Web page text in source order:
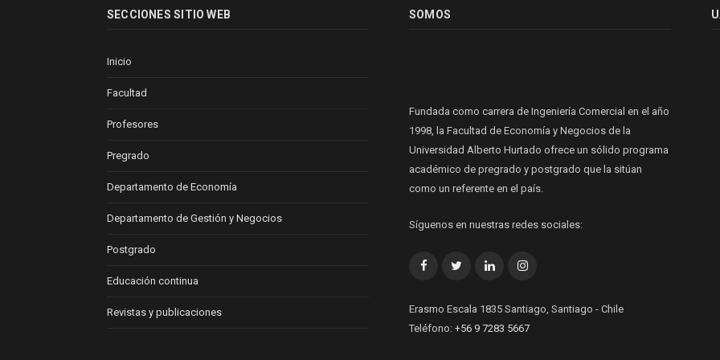
SECCIONES SITIO WEB
Inicio
Facultad
Profesores
Pregrado
Departamento de Economía
Departamento de Gestión y Negocios
Postgrado
Educación continua
Revistas y publicaciones
SOMOS
Fundada como carrera de Ingeniería Comercial en el año
1998, la Facultad de Economía y Negocios de la
Universidad Alberto Hurtado ofrece un sólido programa
académico de pregrado y postgrado que la sitúan
como un referente en el país.
Síguenos en nuestras redes sociales:
FacebookTwitterLinkedInInstagram
Erasmo Escala 1835 Santiago, Santiago - Chile
Teléfono: +56 9 7283 5667